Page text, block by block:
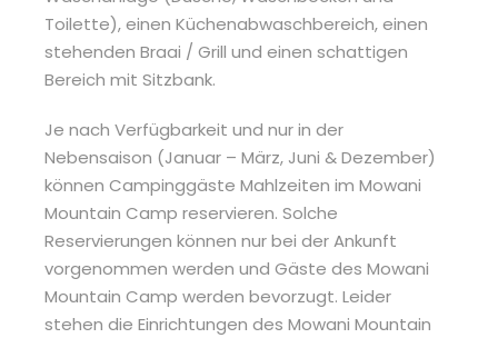
Toilette), einen Küchenabwaschbereich, einen
stehenden Braai / Grill und einen schattigen
Bereich mit Sitzbank.
Je nach Verfügbarkeit und nur in der
Nebensaison (Januar – März, Juni & Dezember)
können Campinggäste Mahlzeiten im Mowani
Mountain Camp reservieren. Solche
Reservierungen können nur bei der Ankunft
vorgenommen werden und Gäste des Mowani
Mountain Camp werden bevorzugt. Leider
stehen die Einrichtungen des Mowani Mountain